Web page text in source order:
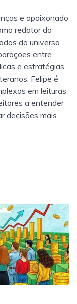
e apaixonado
redator do
do universo
entre
e estratégias
Felipe é
em leituras
a entender
decisões mais